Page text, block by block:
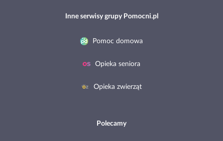
Inne serwisy grupy Pomocni.pl
Pomoc domowa
Opieka seniora
Opieka zwierząt
Polecamy